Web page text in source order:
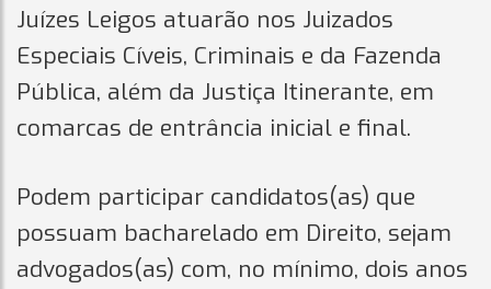
Juízes Leigos atuarão nos Juizados
Especiais Cíveis, Criminais e da Fazenda
Pública, além da Justiça Itinerante, em
comarcas de entrância inicial e final.
Podem participar candidatos(as) que
possuam bacharelado em Direito, sejam
advogados(as) com, no mínimo, dois anos